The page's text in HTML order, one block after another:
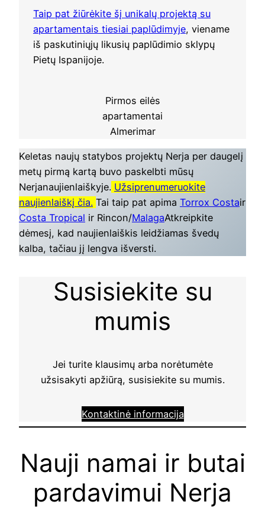
Taip pat žiūrėkite šį unikalų projektą su
apartamentais tiesiai paplūdimyje, viename
iš paskutiniųjų likusių paplūdimio sklypų
Pietų Ispanijoje.
Pirmos eilės
apartamentai
Almerimar
Keletas naujų statybos projektų Nerja per daugelį
metų pirmą kartą buvo paskelbti mūsų
Nerjanaujienlaiškyje. Užsiprenumeruokite
naujienlaiškį čia. Tai taip pat apima Torrox Costair
Costa Tropical ir Rincon/MalagaAtkreipkite
dėmesį, kad naujienlaiškis leidžiamas švedų
kalba, tačiau jį lengva išversti.
Susisiekite su
mumis
Jei turite klausimų arba norėtumėte
užsisakyti apžiūrą, susisiekite su mumis.
Kontaktinė informacija
Nauji namai ir butai
pardavimui Nerja